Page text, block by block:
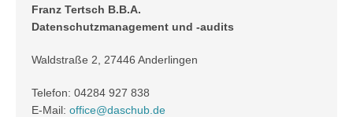
Franz Tertsch B.B.A.
Datenschutzmanagement und -audits
Waldstraße 2, 27446 Anderlingen
Telefon: 04284 927 838
E-Mail: office@daschub.de